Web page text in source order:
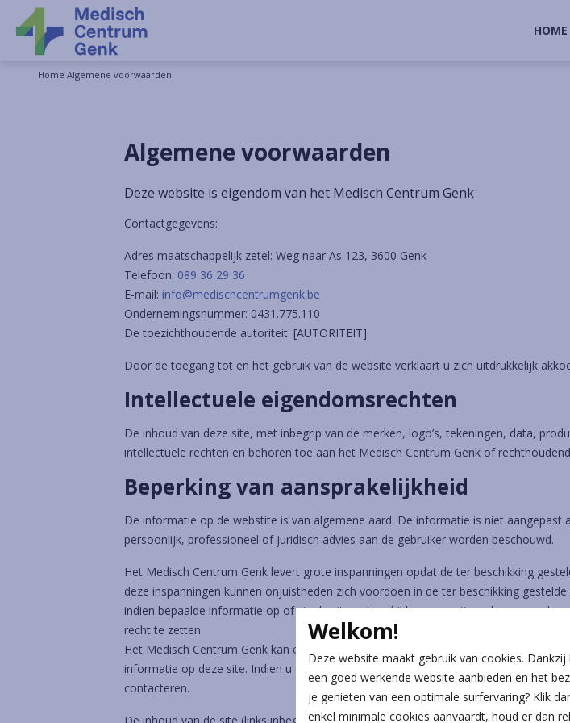
HOME
Home Algemene voorwaarden
Algemene voorwaarden
Deze website is eigendom van het Medisch Centrum Genk
Contactgegevens:
Adres maatschappelijk zetel: Weg naar As 123, 3600 Genk
Telefoon: 089 36 29 36
E-mail: info@medischcentrumgenk.be
Ondernemingsnummer: 0431.775.110
De toezichthoudende autoriteit: [AUTORITEIT]
Door de toegang tot en het gebruik van de website verklaart u zich uitdrukkelijk
Intellectuele eigendomsrechten
De inhoud van deze site, met inbegrip van de merken, logo’s, tekeningen, data,
intellectuele rechten en behoren toe aan het Medisch Centrum Genk of
Beperking van aansprakelijkheid
De informatie op de webstite is van algemene aard. De informatie is niet
persoonlijk, professioneel of juridisch advies aan de gebruiker worden beschouwd.
Het Medisch Centrum Genk levert grote inspanningen opdat de ter beschikking
deze inspanningen kunnen onjuistheden zich voordoen in de ter beschikking
indien bepaalde informatie op of via de site onbeschikbaar zou zijn, zal naam
recht te zetten.
Het Medisch Centrum Genk kan evenwel niet aansprakelijk worden gesteld voor
informatie op deze site. Indien u onjuistheden zou vaststellen in de informatie die
contacteren.
Welkom!
Deze website maakt gebruik van cookies.
een goed werkende website aanbieden en het
je genieten van een optimale surfervaring? Klik
enkel minimale cookies aanvaardt, houd er dan